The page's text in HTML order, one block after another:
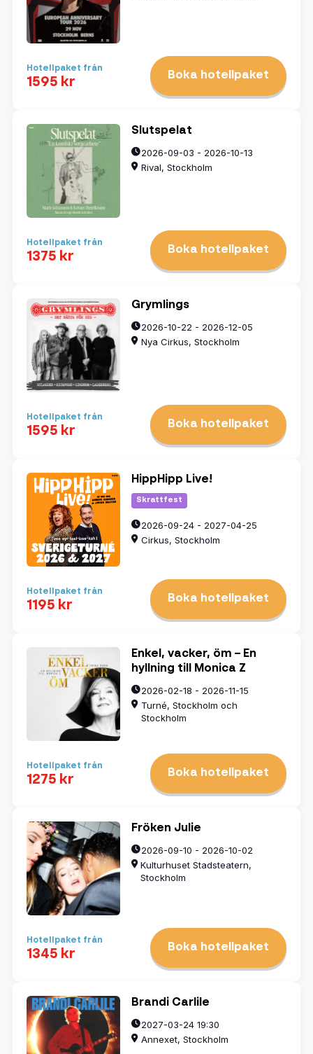
Hotellpaket från
1595 kr Boka hotellpaket
Slutspelat
2026-09-03 - 2026-10-13
Rival, Stockholm
Hotellpaket från
1375 kr Boka hotellpaket
Grymlings
2026-10-22 - 2026-12-05
Nya Cirkus, Stockholm
Hotellpaket från
1595 kr Boka hotellpaket
HippHipp Live!
Skrattfest
2026-09-24 - 2027-04-25
Cirkus, Stockholm
Hotellpaket från
1195 kr Boka hotellpaket
Enkel, vacker, öm – En
hyllning till Monica Z
2026-02-18 - 2026-11-15
Turné, Stockholm och
Stockholm
Hotellpaket från
1275 kr Boka hotellpaket
Fröken Julie
2026-09-10 - 2026-10-02
Kulturhuset Stadsteatern,
Stockholm
Hotellpaket från
1345 kr Boka hotellpaket
Brandi Carlile
2027-03-24 19:30
Annexet, Stockholm